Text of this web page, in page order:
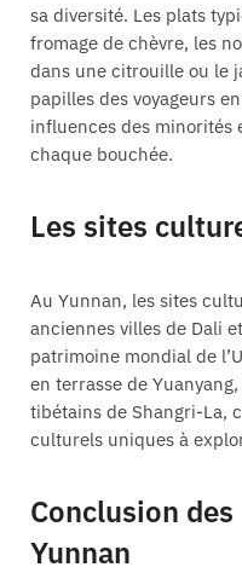
sa diversité. Les plats
fromage de chèvre, les
dans une citrouille ou le
papilles des voyageurs
influences des minorités
chaque bouchée.
Les sites
Au Yunnan, les sites
anciennes villes de Dali
patrimoine mondial de
en terrasse de
tibétains de Shangri-La,
culturels uniques à
Conclusion
Yunnan